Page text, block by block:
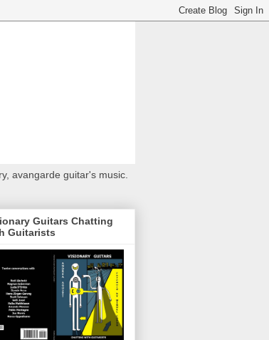
avangarde guitar's music.
Guitars Chatting
Guitarists